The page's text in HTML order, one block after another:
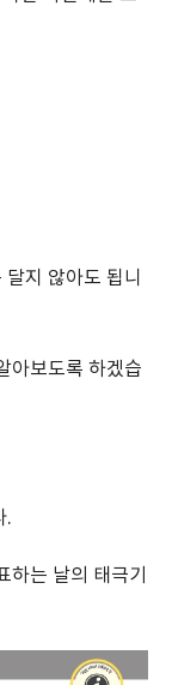
지 않아도 됩니
아보도록 하겠습
.
하는 날의 태극기